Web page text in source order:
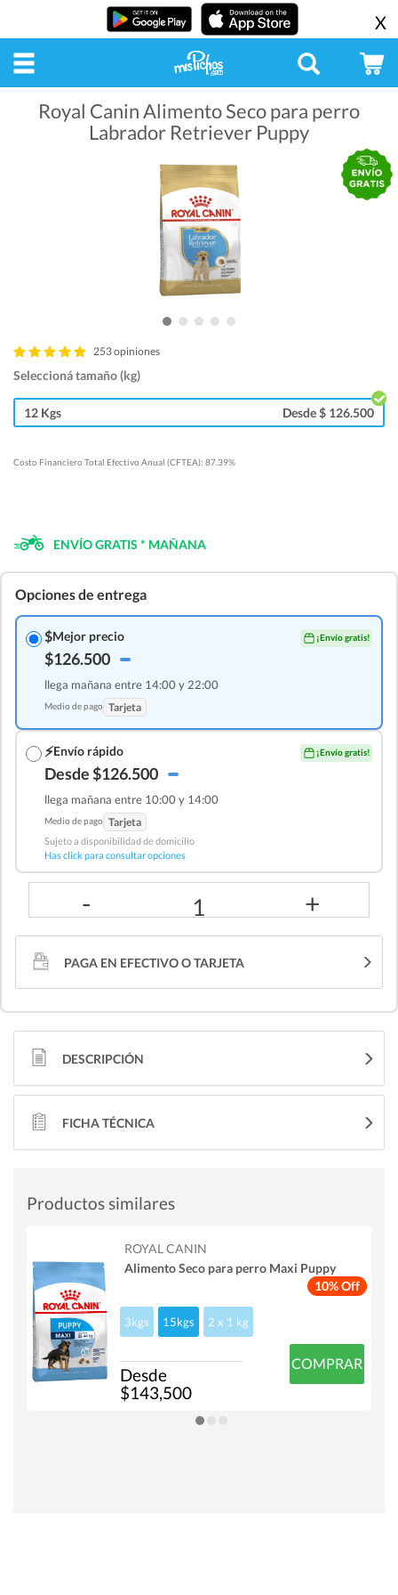
X
Royal Canin Alimento Seco para perro
Labrador Retriever Puppy
253 opiniones
Seleccioná tamaño (kg)
12 Kgs Desde $ 126.500
Costo Financiero Total Efectivo Anual (CFTEA): 87.39%
ENVÍO GRATIS * MAÑANA
Opciones de entrega
$Mejor precio ¡Envío gratis!
$126.500
llega mañana entre 14:00 y 22:00
Medio de pago Tarjeta
⚡Envío rápido ¡Envío gratis!
Desde $126.500
llega mañana entre 10:00 y 14:00
Medio de pago Tarjeta
Sujeto a disponibilidad de domicilio
Has click para consultar opciones
- 1 +
PAGA EN EFECTIVO O TARJETA
DESCRIPCIÓN
FICHA TÉCNICA
Productos similares
10% Off
ROYAL CANIN
Alimento Seco para perro Maxi Puppy
3kgs 15kgs 2 x 1 kg
Desde
$143,500
COMPRAR